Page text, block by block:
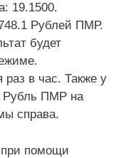
19.1500.
Рублей ПМР.
будет
раз в час. Также у
Рубль ПМР на
справа.
при помощи